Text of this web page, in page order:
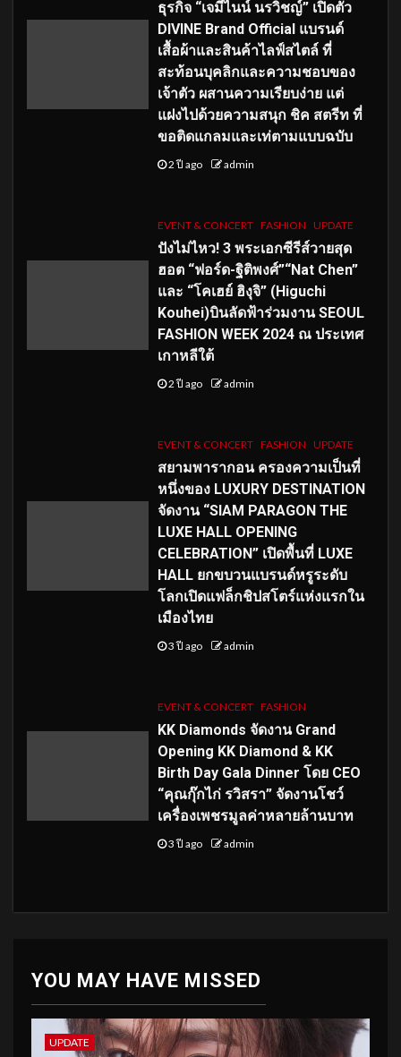
ธุรกิจ “เจมีไนน์ นรวิชญ์” เปิดตัว
DIVINE Brand Official แบรนด์
เสื้อผ้าและสินค้าไลฟ์สไตล์ ที่
สะท้อนบุคลิกและความชอบของ
เจ้าตัว ผสานความเรียบง่าย แต่
แฝงไปด้วยความสนุก ชิค สตรีท ที่
ขอติดแกลมและเท่ตามแบบฉบับ
2 ปี ago admin
EVENT & CONCERT FASHION UPDATE
ปังไม่ไหว! 3 พระเอกซีรีส์วายสุด
ฮอต “ฟอร์ด-ฐิติพงศ์”“Nat Chen”
และ “โคเฮย์ ฮิงุจิ” (Higuchi
Kouhei)บินลัดฟ้าร่วมงาน SEOUL
FASHION WEEK 2024 ณ ประเทศ
เกาหลีใต้
2 ปี ago admin
EVENT & CONCERT FASHION UPDATE
สยามพารากอน ครองความเป็นที่
หนึ่งของ LUXURY DESTINATION
จัดงาน “SIAM PARAGON THE
LUXE HALL OPENING
CELEBRATION” เปิดพื้นที่ LUXE
HALL ยกขบวนแบรนด์หรูระดับ
โลกเปิดแฟล็กชิปสโตร์แห่งแรกใน
เมืองไทย
3 ปี ago admin
EVENT & CONCERT FASHION
KK Diamonds จัดงาน Grand
Opening KK Diamond & KK
Birth Day Gala Dinner โดย CEO
“คุณกุ๊กไก่ รวิสรา” จัดงานโชว์
เครื่องเพชรมูลค่าหลายล้านบาท
3 ปี ago admin
YOU MAY HAVE MISSED
UPDATE